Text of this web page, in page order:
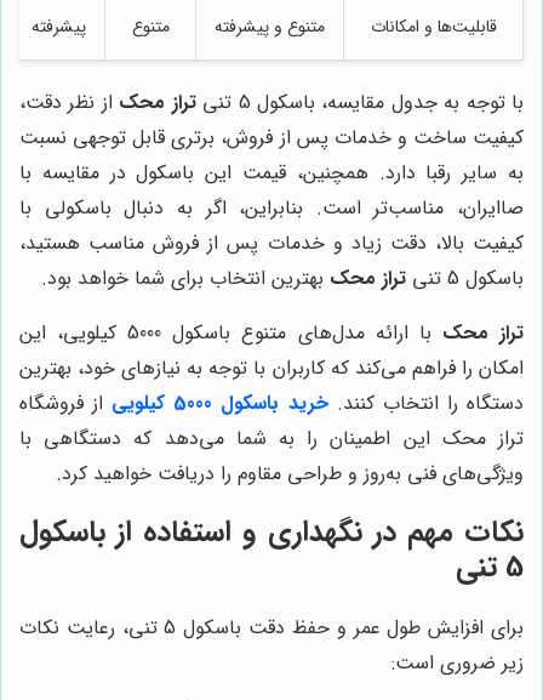
قابلیت‌ها و امکانات متنوع و پیشرفته متنوع پیشرفته
با توجه به جدول مقایسه، باسکول 5 تنی تراز محک از نظر دقت،
کیفیت ساخت و خدمات پس از فروش، برتری قابل توجهی نسبت
به سایر رقبا دارد. همچنین، قیمت این باسکول در مقایسه با
صاایران، مناسب‌تر است. بنابراین، اگر به دنبال باسکولی با
کیفیت بالا، دقت زیاد و خدمات پس از فروش مناسب هستید،
باسکول 5 تنی
تراز محک بهترین انتخاب برای شما خواهد بود.
تراز محک
با ارائه مدل‌های متنوع باسکول 5000 کیلویی، این
امکان را فراهم می‌کند که کاربران با توجه به نیازهای خود، بهترین
دستگاه را انتخاب کنند.خرید باسکول 5000 کیلویی
از فروشگاه
تراز محک این اطمینان را به شما می‌دهد که دستگاهی با
ویژگی‌های فنی به‌روز و طراحی مقاوم را دریافت خواهید کرد.
نکات مهم در نگهداری و استفاده از باسکول
5 تنی
برای افزایش طول عمر و حفظ دقت باسکول 5 تنی، رعایت نکات
زیر ضروری است: